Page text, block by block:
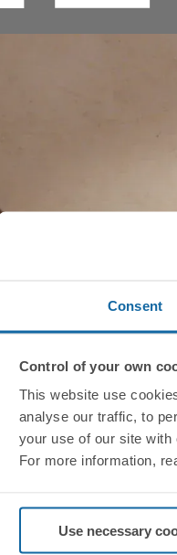
Consent
Control of your own
This website use
analyse our traffic, to
your use of our site
For more information,
Use necessary